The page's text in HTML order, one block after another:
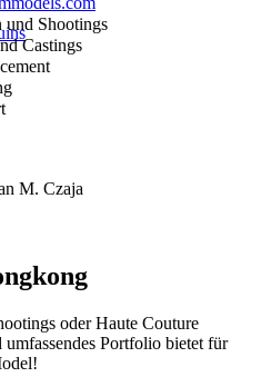
Shootings
Castings
oder Haute Couture
Portfolio bietet für